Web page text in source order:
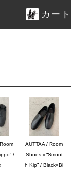
カー
/
AUTTAA / Room
Shoes ii “Smoot
h Kip” / Black×Bl